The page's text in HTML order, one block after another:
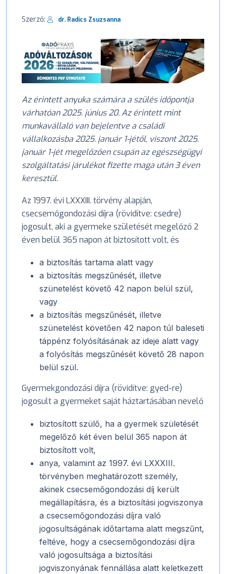
Szerző: dr. Radics Zsuzsanna
Az érintett anyuka számára a szülés időpontja
várhatóan 2025. június 20. Az érintett mint
munkavállaló van bejelentve a családi
vállalkozásba 2025. január 1-jétől, viszont 2025.
január 1-jét megelőzően csupán az egészségügyi
szolgáltatási járulékot fizette maga után 3 éven
keresztül.
Az 1997. évi LXXXIII. törvény alapján,
csecsemőgondozási díjra (rövidítve: csedre)
jogosult, aki a gyermeke születését megelőző 2
éven belül 365 napon át biztosított volt, és
a biztosítás tartama alatt vagy
a biztosítás megszűnését, illetve
szünetelést követő 42 napon belül szül,
vagy
a biztosítás megszűnését, illetve
szünetelést követően 42 napon túl baleseti
táppénz folyósításának az ideje alatt vagy
a folyósítás megszűnését követő 28 napon
belül szül.
Gyermekgondozási díjra (rövidítve: gyed-re)
jogosult a gyermeket saját háztartásában nevelő
biztosított szülő, ha a gyermek születését
megelőző két éven belül 365 napon át
biztosított volt,
anya, valamint az 1997. évi LXXXIII.
törvényben meghatározott személy,
akinek csecsemőgondozási díj került
megállapításra, és a biztosítási jogviszonya
a csecsemőgondozási díjra való
jogosultságának időtartama alatt megszűnt,
feltéve, hogy a csecsemőgondozási díjra
való jogosultsága a biztosítási
jogviszonyának fennállása alatt keletkezett